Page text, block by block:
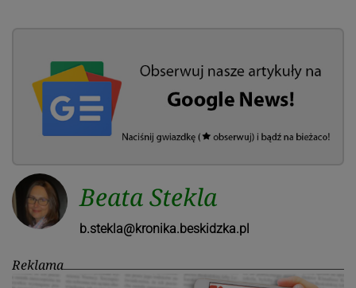
Beata Stekla
b.stekla@kronika.beskidzka.pl
Reklama